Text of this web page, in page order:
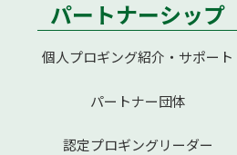
パートナーシップ
個人プロギング紹介・サポート
パートナー団体
認定プロギングリーダー